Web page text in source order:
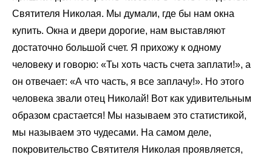
Святителя Николая. Мы думали, где бы нам окна
купить. Окна и двери дорогие, нам выставляют
достаточно большой счет. Я прихожу к одному
человеку и говорю: «Ты хоть часть счета заплати!», а
он отвечает: «А что часть, я все заплачу!». Но этого
человека звали отец Николай! Вот как удивительным
образом срастается! Мы называем это статистикой,
мы называем это чудесами. На самом деле,
покровительство Святителя Николая проявляется,